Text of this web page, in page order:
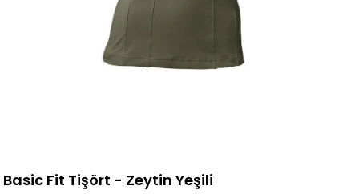
Basic Fit Tişört - Zeytin Yeşili